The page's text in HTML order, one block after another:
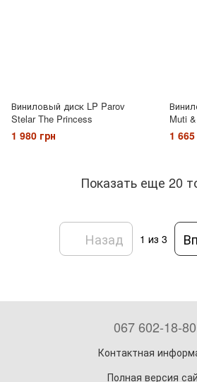
Виниловый диск LP Parov
Stelar The Princess
1 980 грн
Muti
Mozart
1 665
Показать еще 20
Назад 1 из 3
067 602-18-80
Контактная
Полная версия